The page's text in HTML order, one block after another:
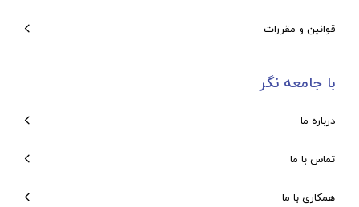
قوانین و مقررات
با جامعه نگر
درباره ما
تماس با ما
همکاری با ما